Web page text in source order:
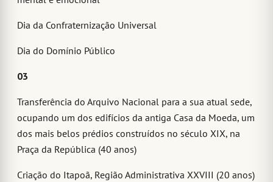
Dia da Confraternização Universal
Dia do Domínio Público
03
Transferência do Arquivo Nacional para a sua atual sede,
ocupando um dos edifícios da antiga Casa da Moeda, um
dos mais belos prédios construídos no século XIX, na
Praça da República (40 anos)
Criação do Itapoã, Região Administrativa XXVIII (20 anos)